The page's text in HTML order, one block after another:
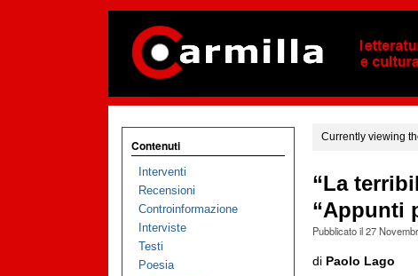
Currently viewing
“La
“Appunti
Pubblicato il27
di Paolo Lago
Contenuti
Interventi
Recensioni
Controinformazione
Interviste
Testi
Poesia